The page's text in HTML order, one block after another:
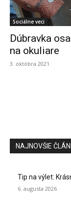
Sociálne veci
Dúbravka
na okuliare
3. októbra 2021
NAJNOVŠIE
Tip na výlet:
6. augusta 2026